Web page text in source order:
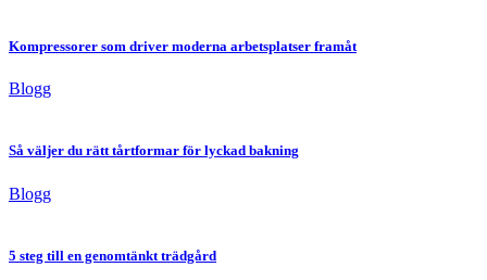
Kompressorer som driver moderna arbetsplatser framåt
Blogg
Så väljer du rätt tårtformar för lyckad bakning
Blogg
5 steg till en genomtänkt trädgård